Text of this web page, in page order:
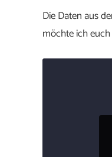
Die Daten aus
möchte ich